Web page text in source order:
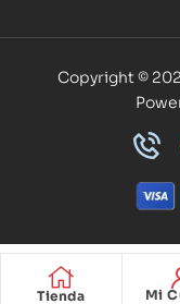
Tienda Mi
Copyright ©